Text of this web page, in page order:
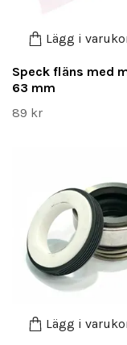
Lägg i
Speck fläns med
63 mm
89 kr
Lägg i